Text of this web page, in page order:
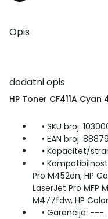
Opis
dodatni opis
HP Toner CF411A Cyan
• SKU broj:
• EAN broj:
• Kapacitet/
•
Pro M452dn, HP
LaserJet Pro MFP
M477fdw, HP
• Garancija: ---